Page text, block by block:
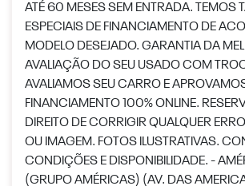
ATÉ 60 MESES SEM ENTRADA. TEMOS
ESPECIAIS DE FINANCIAMENTO DE
MODELO DESEJADO. GARANTIA DA
AVALIAÇÃO DO SEU USADO COM
AVALIAMOS SEU CARRO E
FINANCIAMENTO 100% ONLINE.
DIREITO DE CORRIGIR QUALQUER
OU IMAGEM. FOTOS ILUSTRATIVAS.
CONDIÇÕES E DISPONIBILIDADE. -
(GRUPO AMÉRICAS) (AV. DAS